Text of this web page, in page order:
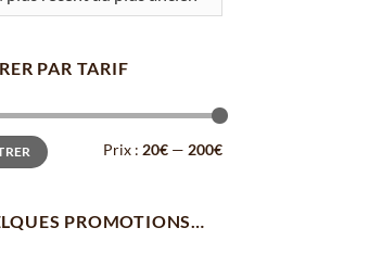
PAR TARIF
Prix : 20€ — 200€
PROMOTIONS…